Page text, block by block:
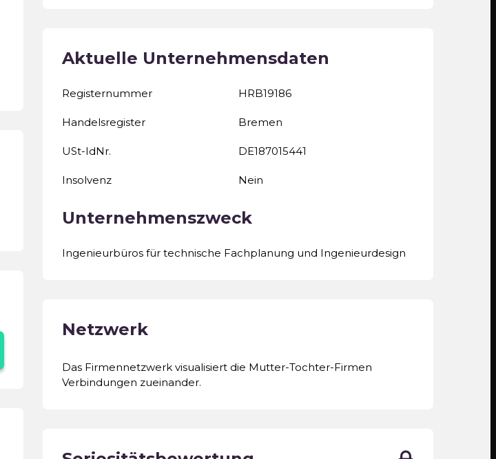
Aktuelle Unternehmensdaten
Registernummer HRB19186
Handelsregister Bremen
USt-IdNr. DE187015441
Insolvenz Nein
Unternehmenszweck
Ingenieurbüros für technische Fachplanung und Ingenieurdesign
Netzwerk
Das Firmennetzwerk visualisiert die Mutter-Tochter-Firmen
Verbindungen zueinander.